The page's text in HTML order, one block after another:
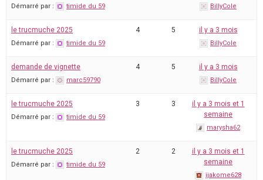
Démarré par : timide du 59 BillyCole
le trucmuche 2025
Démarré par : timide du 59
4 5 il y a 3 mois
BillyCole
demande de vignette
Démarré par : marc59790
4 5 il y a 3 mois
BillyCole
le trucmuche 2025
Démarré par : timide du 59
3 3
il y a 3 mois et 1
semaine
marysha62
le trucmuche 2025
Démarré par : timide du 59
2 2
il y a 3 mois et 1
semaine
ijakome628